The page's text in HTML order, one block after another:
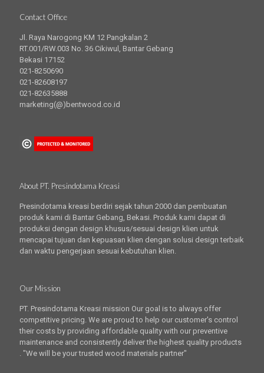
Contact Office
Jl. Raya Narogong KM 12 Pangkalan 2
RT.001/RW.003 No. 36 Cikiwul, Bantar Gebang
Bekasi 17152
021-8250690
021-82608197
021-82635888
marketing(@)bentwood.co.id
About PT. Presindotama Kreasi
Presindotama kreasi berdiri sejak tahun 2000 dan pembuatan
produk kami di Bantar Gebang, Bekasi. Produk kami dapat di
produksi dengan design khusus/sesuai design klien untuk
mencapai tujuan dan kepuasan klien dengan solusi design terbaik
dan waktu pengerjaan sesuai kebutuhan klien.
Our Mission
PT. Presindotama Kreasi mission Our goal is to always offer
competitive pricing. We are proud to help our customer's control
their costs by providing affordable quality with our preventive
maintenance and consistently deliver the highest quality products
. "We will be your trusted wood materials partner"